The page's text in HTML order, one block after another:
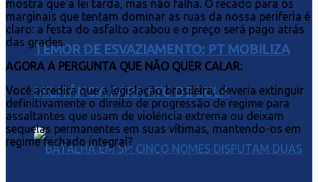
TEMOR DE ESVAZIAMENTO: PT MOBILIZA
MILITÂNCIA PARA ATO DE LULA
mostra que a lei tarda, mas não falha. O recado para os
marginais que tentam dominar as ruas da nossa periferia é
claro: a festa do asfalto acabou e o preço será pago atrás
das grades.
AGORA A PERGUNTA QUE NÃO QUER CALAR:
Você acredita que a legislação brasileira, deveria extinguir
definitivamente o direito de progressão de regime para
assaltantes que usam de violência extrema ou deixam
sequelas permanentes em suas vítimas, mantendo-os em
regime fechado integral?